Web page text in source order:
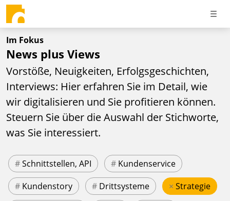
Im Fokus
News plus Views
Vorstöße, Neuigkeiten, Erfolgsgeschichten,
Interviews: Hier erfahren Sie im Detail, wie
wir digitalisieren und Sie profitieren können.
Steuern Sie über die Auswahl der Stichworte,
was Sie interessiert.
#Schnittstellen, API # Kundenservice
# Kundenstory # Drittsysteme × Strategie